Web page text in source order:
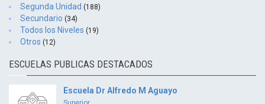
Segunda Unidad (188)
Secundario (34)
Todos los Niveles (19)
Otros (12)
ESCUELAS PUBLICAS DESTACADOS
Escuela Dr Alfredo M Aguayo